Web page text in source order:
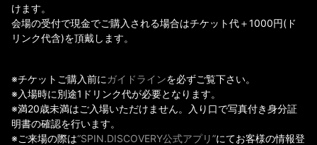
けます。
会場の受付で現金でご購入される場合はチケット代＋1000円(ド
リンク代含)を頂戴します。
※チケットご購入前にガイドラインを必ずご覧下さい。
※入場時に別途1ドリンク代が必要となります。
※満20歳未満はご入場いただけません。入り口で写真付き身分証
明書の確認を行います。
※ご来場の際は“SPIN.DISCOVERY公式アプリ”にてお客様の情報登